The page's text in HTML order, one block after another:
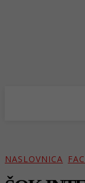
NASLOVNICA